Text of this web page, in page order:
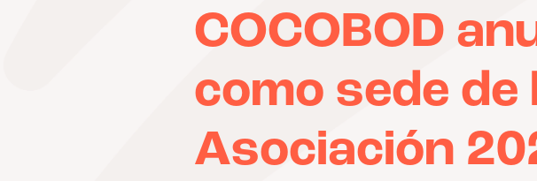
COCOBOD
como sede de
Asociación